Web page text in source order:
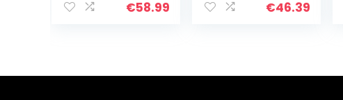
opslagruimte
€58.99
slaapkamer, 45
€46.39